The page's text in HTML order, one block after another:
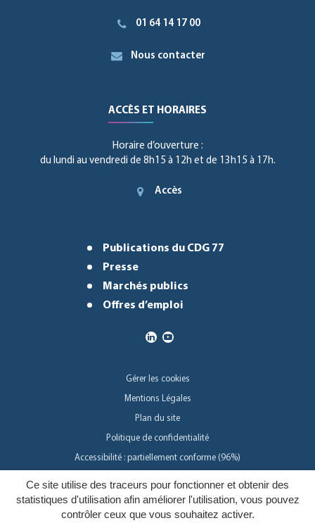
Ce site utilise des traceurs pour fonctionner et obtenir des
statistiques d'utilisation afin améliorer l'utilisation, vous pouvez
contrôler ceux que vous souhaitez activer.
01 64 14 17 00
Nous contacter
ACCÈS ET HORAIRES
Horaire d’ouverture :
du lundi au vendredi de 8h15 à 12h et de 13h15 à 17h.
Accès
Publications du CDG 77
Presse
Marchés publics
Offres d’emploi
Gérer les cookies
Mentions Légales
Plan du site
Politique de confidentialité
Accessibilité : partiellement conforme (96%)
Inovagora